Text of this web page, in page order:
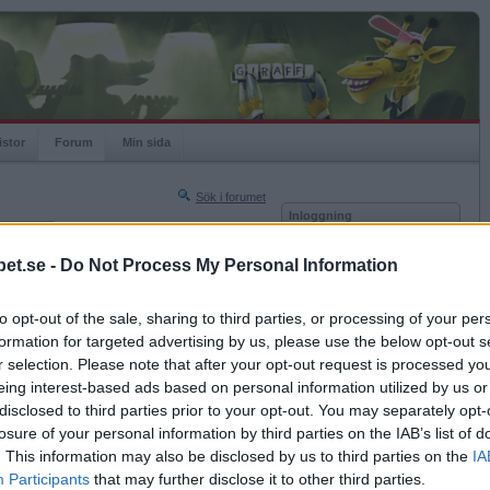
- Do Not Process My Personal Information
opt-out of the sale, sharing to third parties, or processing of your
for targeted advertising by us, please use the below opt-out
selection. Please note that after your opt-out request is processed
interest-based ads based on personal information utilized by us
to third parties prior to your opt-out. You may separately
of your personal information by third parties on the IAB’s list of
This information may also be disclosed by us to third parties on the
Participants that may further disclose it to other third parties.
Forum Min sida
Sök i forumet
Nästa sida »
2017-11-18 09:18
ännu?
jul..
Inloggning
Kom ihåg mig
Glömt ditt lösenord?
Få ny aktiveringslänk
Betapet är gratis!